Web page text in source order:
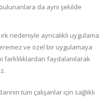
da aynı şekilde
nedeniyle ayrıcalıklı uygulama
ve özel bir uygulamaya
farklılıklardan faydalanılarak
tüm çalışanlar için sağlıklı